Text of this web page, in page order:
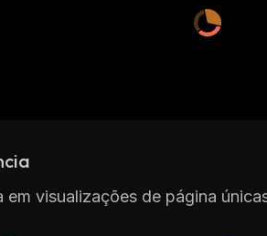
visualizações de página